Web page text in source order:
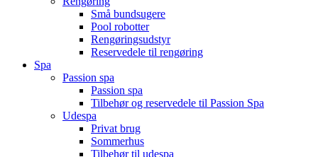
Små bundsugere
Pool robotter
Rengøringsudstyr
Reservedele til rengøring
Spa
Passion spa
Passion spa
Tilbehør og reservedele til Passion Spa
Udespa
Privat brug
Sommerhus
Tilbehør til udespa